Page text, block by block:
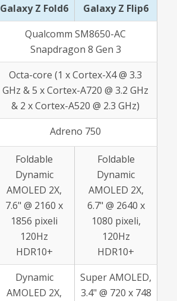
Galaxy Z Fold6
Galaxy Z Flip6
Qualcomm SM8650-AC
Snapdragon 8 Gen 3
Octa-core (1 x Cortex-X4 @ 3.3
GHz & 5 x Cortex-A720 @ 3.2 GHz
& 2 x Cortex-A520 @ 2.3 GHz)
Adreno 750
Foldable
Dynamic
AMOLED 2X,
7.6" @ 2160 x
1856 pixeli
120Hz
HDR10+
Foldable
Dynamic
AMOLED 2X,
6.7" @ 2640 x
1080 pixeli,
120Hz
HDR10+
Dynamic
AMOLED 2X,
Super AMOLED,
3.4" @ 720 x 748